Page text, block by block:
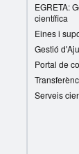
EGRETA:
científica
Eines i
Gestió
Portal de
Serveis